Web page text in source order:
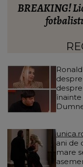
Când vor
Rahova, la
înainte
ani de
mare